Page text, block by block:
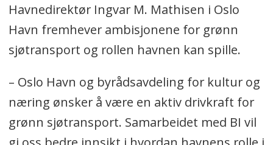
Havnedirektør Ingvar M. Mathisen i Oslo
Havn fremhever ambisjonene for grønn
sjøtransport og rollen havnen kan spille.
– Oslo Havn og byrådsavdeling for kultur og
næring ønsker å være en aktiv drivkraft for
grønn sjøtransport. Samarbeidet med BI vil